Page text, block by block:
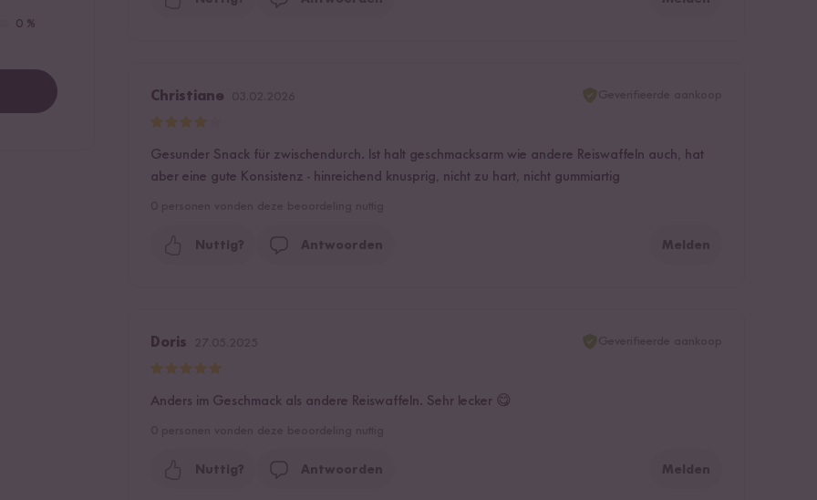
0 %
Christiane
Gesunder Snack für zwischendurch. Ist halt geschmacksarm wie andere Reiswaffeln auch, hat
aber eine gute Konsistenz - hinreichend knusprig, nicht zu hart, nicht gummiartig
Nuttig? Antwoorden Melden
Doris
Anders im Geschmack als andere Reiswaffeln. Sehr lecker 😋
Nuttig? Antwoorden Melden